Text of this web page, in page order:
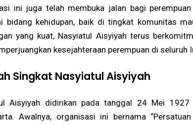
ini juga telah membuka jalan bagi
bidang kehidupan, baik di tingkat komunitas
yang kuat, Nasyiatul Aisyiyah terus
kesejahteraan perempuan di seluruh
Singkat Nasyiatul Aisyiyah
Aisyiyah didirikan pada tanggal 24 Mei
Awalnya, organisasi ini bernama